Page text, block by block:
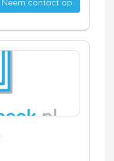
Neem contact op